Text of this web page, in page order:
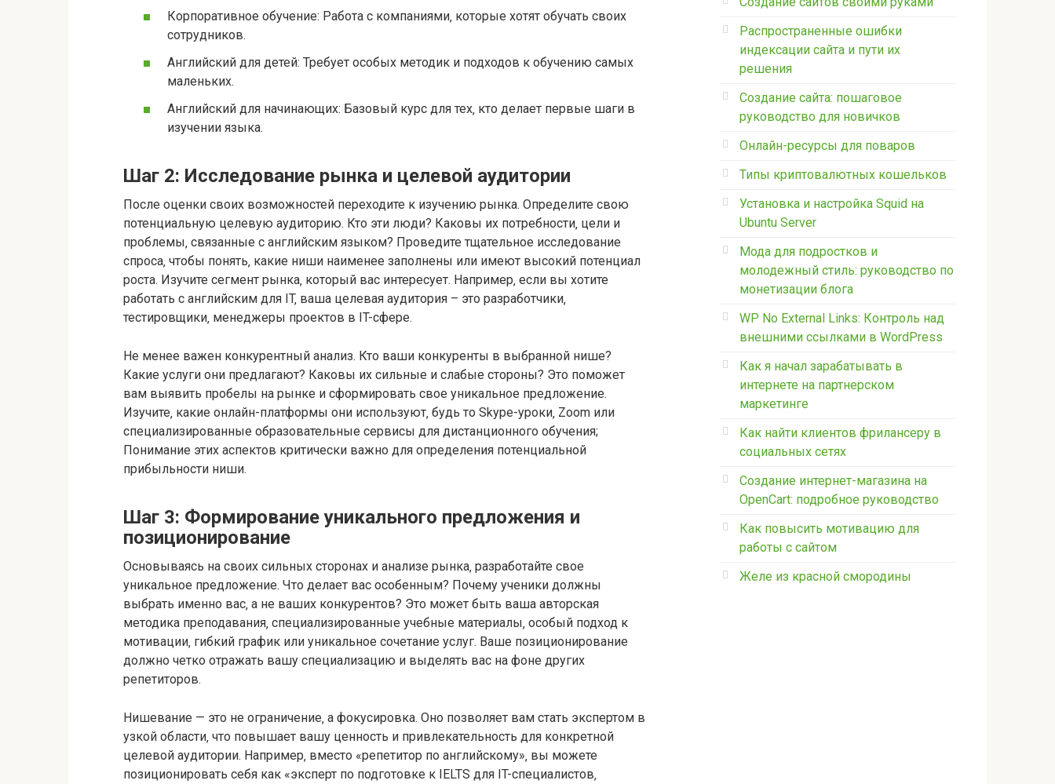
Корпоративное обучение: Работа с компаниями‚ которые хотят обучать своих
сотрудников.
Английский для детей: Требует особых методик и подходов к обучению самых
маленьких.
Английский для начинающих: Базовый курс для тех‚ кто делает первые шаги в
изучении языка.
Шаг 2: Исследование рынка и целевой аудитории
После оценки своих возможностей переходите к изучению рынка. Определите свою
потенциальную целевую аудиторию. Кто эти люди? Каковы их потребности‚ цели и
проблемы‚ связанные с английским языком? Проведите тщательное исследование
спроса‚ чтобы понять‚ какие ниши наименее заполнены или имеют высокий потенциал
роста. Изучите сегмент рынка‚ который вас интересует. Например‚ если вы хотите
работать с английским для IT‚ ваша целевая аудитория – это разработчики‚
тестировщики‚ менеджеры проектов в IT-сфере.
Не менее важен конкурентный анализ. Кто ваши конкуренты в выбранной нише?
Какие услуги они предлагают? Каковы их сильные и слабые стороны? Это поможет
вам выявить пробелы на рынке и сформировать свое уникальное предложение.
Изучите‚ какие онлайн-платформы они используют‚ будь то Skype-уроки‚ Zoom или
специализированные образовательные сервисы для дистанционного обучения;
Понимание этих аспектов критически важно для определения потенциальной
прибыльности ниши.
Шаг 3: Формирование уникального предложения и
позиционирование
Основываясь на своих сильных сторонах и анализе рынка‚ разработайте свое
уникальное предложение. Что делает вас особенным? Почему ученики должны
выбрать именно вас‚ а не ваших конкурентов? Это может быть ваша авторская
методика преподавания‚ специализированные учебные материалы‚ особый подход к
мотивации‚ гибкий график или уникальное сочетание услуг. Ваше позиционирование
должно четко отражать вашу специализацию и выделять вас на фоне других
репетиторов.
Нишевание — это не ограничение‚ а фокусировка. Оно позволяет вам стать экспертом в
узкой области‚ что повышает вашу ценность и привлекательность для конкретной
целевой аудитории. Например‚ вместо «репетитор по английскому»‚ вы можете
позиционировать себя как «эксперт по подготовке к IELTS для IT-специалистов‚
Распространенные ошибки
индексации сайта и пути их
решения
Создание сайта: пошаговое
руководство для новичков
Онлайн-ресурсы для поваров
Типы криптовалютных кошельков
Установка и настройка Squid на
Ubuntu Server
Мода для подростков и
молодежный стиль: руководство по
монетизации блога
WP No External Links: Контроль над
внешними ссылками в WordPress
Как я начал зарабатывать в
интернете на партнерском
маркетинге
Как найти клиентов фрилансеру в
социальных сетях
Создание интернет-магазина на
OpenCart: подробное руководство
Как повысить мотивацию для
работы с сайтом
Желе из красной смородины